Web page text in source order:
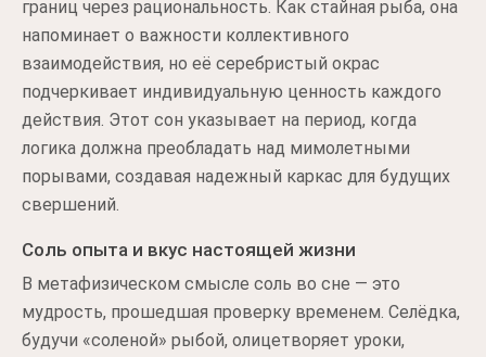
границ через рациональность. Как стайная рыба, она
напоминает о важности коллективного
взаимодействия, но её серебристый окрас
подчеркивает индивидуальную ценность каждого
действия. Этот сон указывает на период, когда
логика должна преобладать над мимолетными
порывами, создавая надежный каркас для будущих
свершений.
Соль опыта и вкус настоящей жизни
В метафизическом смысле соль во сне — это
мудрость, прошедшая проверку временем. Селёдка,
будучи «соленой» рыбой, олицетворяет уроки,